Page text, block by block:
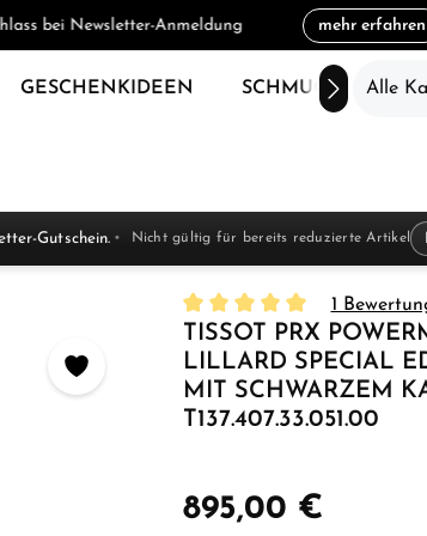
bei Newsletter-Anmeldung mehr erfahren
GESCHENKIDEEN SCHMUCK Alle
Gutschein. Nicht gültig für bereits reduzierte Artikel
Durchschnittliche
1
TISSOT PRX
LILLARD SPECIAL
MIT SCHWARZEM
T137.407.33.051.00
895,00 €